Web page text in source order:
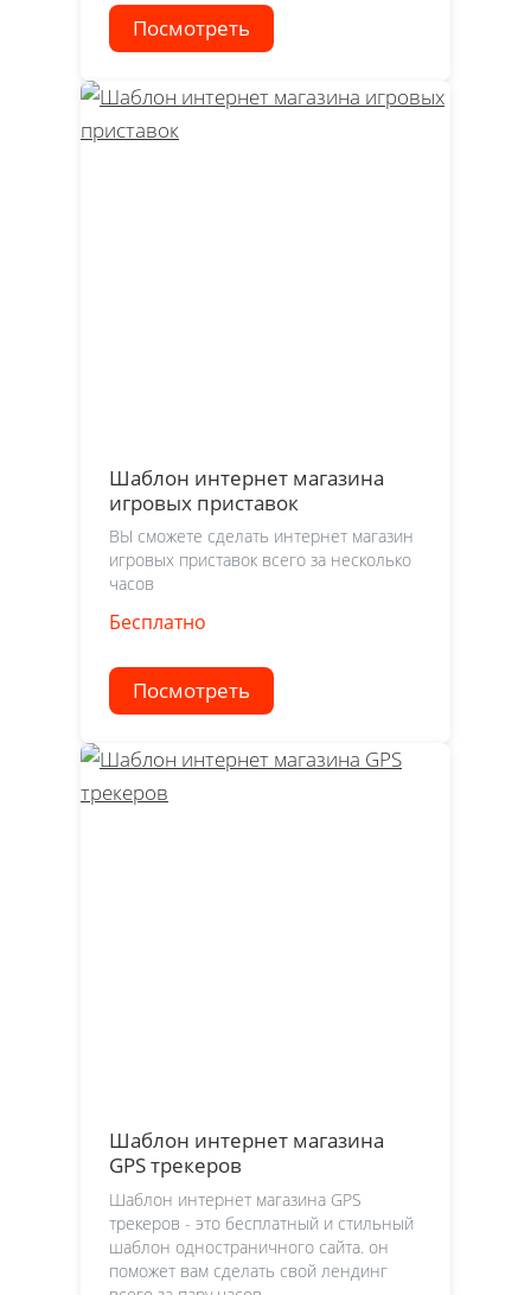
Посмотреть
Шаблон интернет магазина
игровых приставок
ВЫ сможете сделать интернет магазин
игровых приставок всего за несколько
часов
Бесплатно
Посмотреть
Шаблон интернет магазина
GPS трекеров
Шаблон интернет магазина GPS
трекеров - это бесплатный и стильный
шаблон одностраничного сайта. он
поможет вам сделать свой лендинг